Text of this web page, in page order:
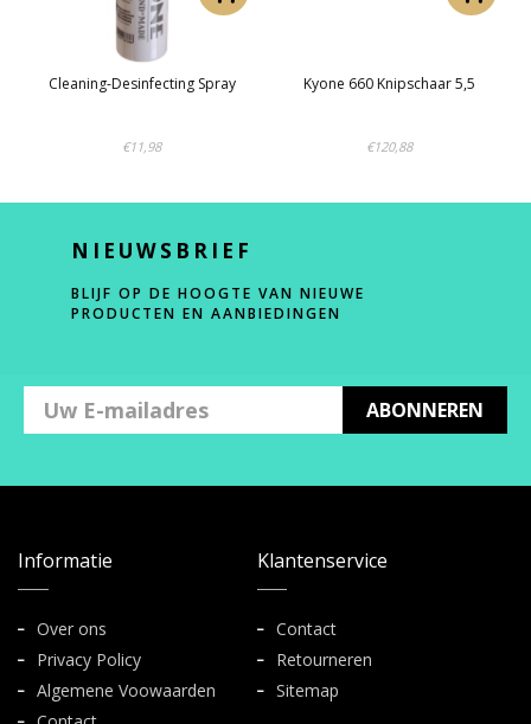
Cleaning-Desinfecting Spray
€11,98
Kyone 660 Knipschaar 5,5
€120,88
NIEUWSBRIEF
BLIJF OP DE HOOGTE VAN NIEUWE
PRODUCTEN EN AANBIEDINGEN
ABONNEREN
Informatie
Over ons
Privacy Policy
Algemene Voowaarden
Klantenservice
Contact
Retourneren
Sitemap